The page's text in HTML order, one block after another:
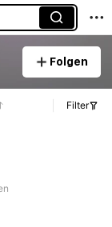
Folgen
Filter